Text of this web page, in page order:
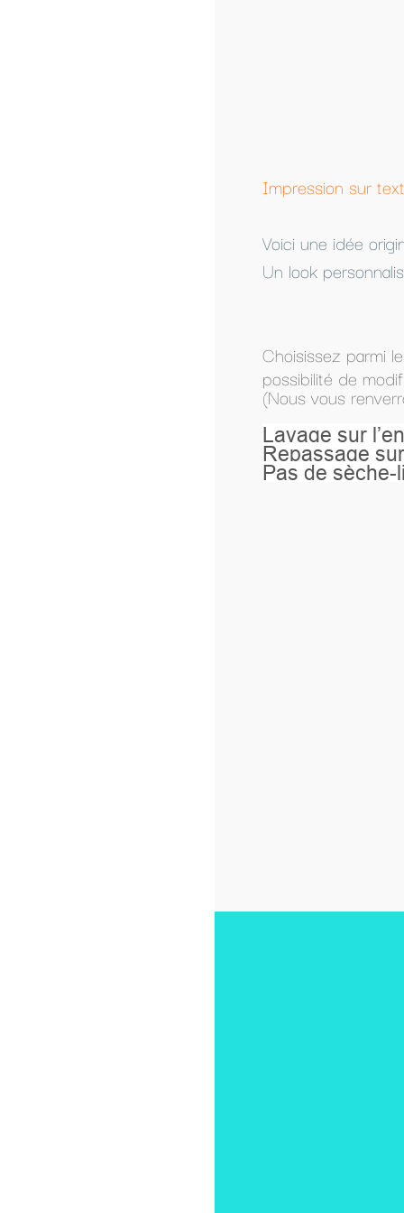
Impression sur textile personnalisé a partir d'un
Voici une idée original pour faire passer un
Un look personnalisé dès la naissance, un
Choisissez parmi les modèles présentés, ou
possibilité de modifier un modèle présenté.
(Nous vous renverrons le modèle par mail
Lavage sur l’envers à 40°.
Repassage sur l’envers.